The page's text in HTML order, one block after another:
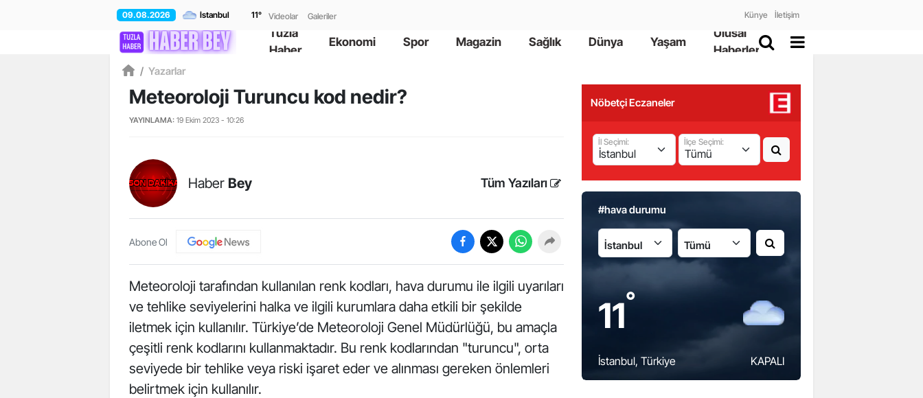
09.08.2026 11° Videolar Galeriler Künye İletişim
Tuzla
Haber
Ekonomi Spor Magazin Sağlık Dünya Yaşam
Ulusal
Haberler
/ Yazarlar
Meteoroloji Turuncu kod nedir?
YAYINLAMA: 19 Ekim 2023 - 10:26
Haber Bey Tüm Yazıları
Abone Ol
Meteoroloji tarafından kullanılan renk kodları, hava durumu ile ilgili uyarıları
ve tehlike seviyelerini halka ve ilgili kurumlara daha etkili bir şekilde
iletmek için kullanılır. Türkiye’de Meteoroloji Genel Müdürlüğü, bu amaçla
çeşitli renk kodlarını kullanmaktadır. Bu renk kodlarından "turuncu", orta
seviyede bir tehlike veya riski işaret eder ve alınması gereken önlemleri
belirtmek için kullanılır.
Nöbetçi Eczaneler
İl Seçimi: İlçe Seçimi:
#hava durumu
11°
İstanbul, Türkiye KAPALI